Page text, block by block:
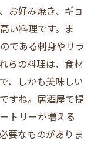
お好み焼き、ギョ
い料理です。ま
である刺身やサラ
らの料理は、食材
、しかも美味しい
すね。居酒屋で提
トリーが増える
要なものがありま